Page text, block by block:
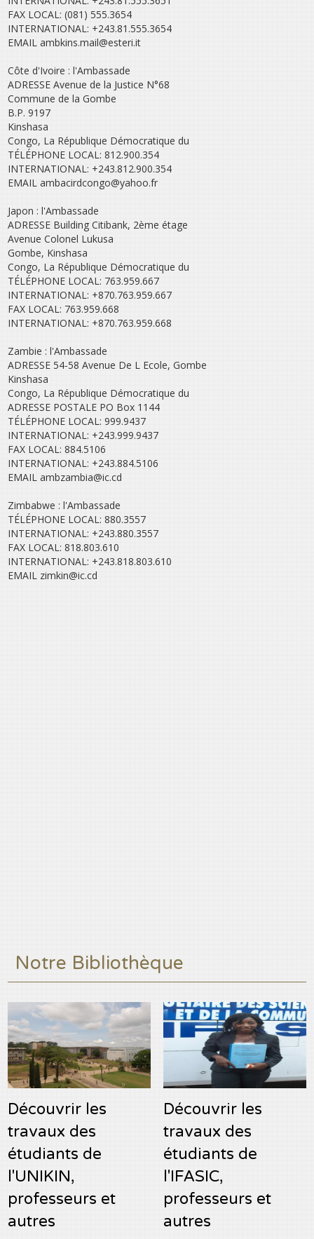
FAX LOCAL: (081) 555.3654
INTERNATIONAL: +243.81.555.3654
EMAIL ambkins.mail@esteri.it
Côte d'Ivoire : l'Ambassade
ADRESSE Avenue de la Justice N°68
Commune de la Gombe
B.P. 9197
Kinshasa
Congo, La République Démocratique du
TÉLÉPHONE LOCAL: 812.900.354
INTERNATIONAL: +243.812.900.354
EMAIL ambacirdcongo@yahoo.fr
Japon : l'Ambassade
ADRESSE Building Citibank, 2ème étage
Avenue Colonel Lukusa
Gombe, Kinshasa
Congo, La République Démocratique du
TÉLÉPHONE LOCAL: 763.959.667
INTERNATIONAL: +870.763.959.667
FAX LOCAL: 763.959.668
INTERNATIONAL: +870.763.959.668
Zambie : l'Ambassade
ADRESSE 54-58 Avenue De L Ecole, Gombe
Kinshasa
Congo, La République Démocratique du
ADRESSE POSTALE PO Box 1144
TÉLÉPHONE LOCAL: 999.9437
INTERNATIONAL: +243.999.9437
FAX LOCAL: 884.5106
INTERNATIONAL: +243.884.5106
EMAIL ambzambia@ic.cd
Zimbabwe : l'Ambassade
TÉLÉPHONE LOCAL: 880.3557
INTERNATIONAL: +243.880.3557
FAX LOCAL: 818.803.610
INTERNATIONAL: +243.818.803.610
EMAIL zimkin@ic.cd
Notre Bibliothèque
Découvrir les
travaux des
étudiants de
l'UNIKIN,
professeurs et
autres
Découvrir les
travaux des
étudiants de
l'IFASIC,
professeurs et
autres